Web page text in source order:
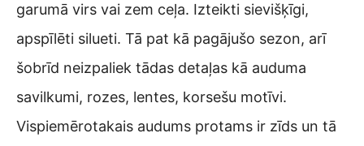
garumā virs vai zem ceļa. Izteikti sievišķīgi,
apspīlēti silueti. Tā pat kā pagājušo sezon, arī
šobrīd neizpaliek tādas detaļas kā auduma
savilkumi, rozes, lentes, korsešu motīvi.
Vispiemērotakais audums protams ir zīds un tā